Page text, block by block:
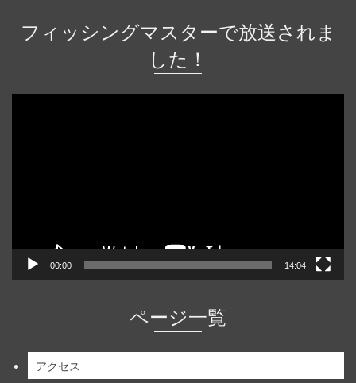
フィッシングマスターで放送されま
した！
00:00 14:04
ページ一覧
アクセス